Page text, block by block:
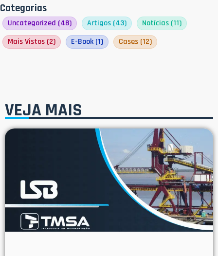
Categorias
Uncategorized (48) Artigos (43) Notícias (11)
Mais Vistos (2) E-Book (1) Cases (12)
VEJA MAIS